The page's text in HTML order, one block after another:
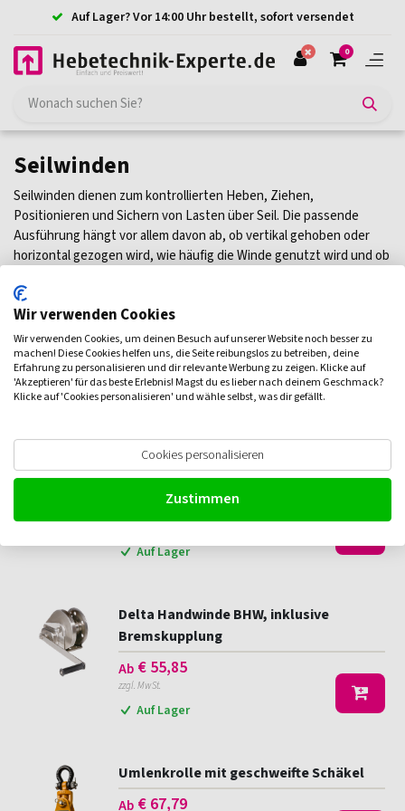
Auf Lager? Vor 14:00 Uhr bestellt, sofort versendet
0
Seilwinden
Seilwinden dienen zum kontrollierten Heben, Ziehen,
Positionieren und Sichern von Lasten über Seil. Die passende
Ausführung hängt vor allem davon ab, ob vertikal gehoben oder
horizontal gezogen wird, wie häufig die Winde genutzt wird und ob
dieser Kategorie finden Sie Elektroseilwinden, Greifzüge,
Handseilwinden und Umlenkrollen für unterschiedliche
Einsatzbedingungen. Wählen Sie jetzt die passende
Produktgruppe für Ihre Anwendung aus.
Handseilwinden Elektroseilwinden Greifzüge
Umlenkrolle mit Haken
38,13
zzgl. MwSt.
Auf Lager
Delta Handwinde BHW, inklusive
Bremskupplung
Ab € 55,85
zzgl. MwSt.
Auf Lager
Umlenkrolle mit geschweifte Schäkel
Ab € 67,79
Wir verwenden Cookies
Wir verwenden Cookies, um deinen Besuch auf unserer Website noch besser zu
machen! Diese Cookies helfen uns, die Seite reibungslos zu betreiben, deine
Erfahrung zu personalisieren und dir relevante Werbung zu zeigen. Klicke auf
'Akzeptieren' für das beste Erlebnis! Magst du es lieber nach deinem Geschmack?
Klicke auf 'Cookies personalisieren' und wähle selbst, was dir gefällt.
Cookies personalisieren
Zustimmen